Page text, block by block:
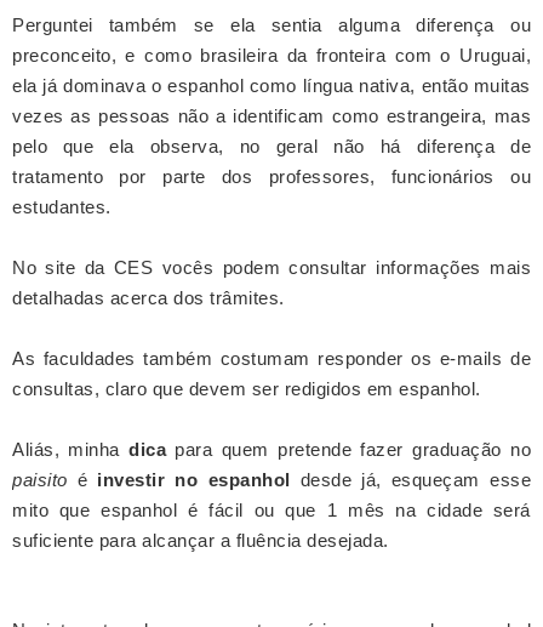
Perguntei também se ela sentia alguma diferença ou
preconceito, e como brasileira da fronteira com o Uruguai,
ela já dominava o espanhol como língua nativa, então muitas
vezes as pessoas não a identificam como estrangeira, mas
pelo que ela observa, no geral não há diferença de
tratamento por parte dos professores, funcionários ou
estudantes.
No site da CES vocês podem consultar informações mais
detalhadas acerca dos trâmites.
As faculdades também costumam responder os e-mails de
consultas, claro que devem ser redigidos em espanhol.
Aliás, minhadicapara quem pretende fazer graduação no
paisito é investir no espanhol desde já, esqueçam esse
mito que espanhol é fácil ou que 1 mês na cidade será
suficiente para alcançar a fluência desejada.